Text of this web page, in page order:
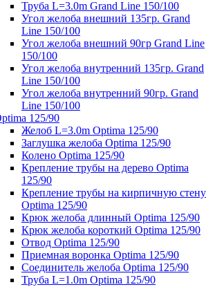
Труба L=3.0m Grand Line 150/100
Угол желоба внешний 135гр. Grand
Line 150/100
Угол желоба внешний 90гр Grand Line
150/100
Угол желоба внутренний 135гр. Grand
Line 150/100
Угол желоба внутренний 90гр. Grand
Line 150/100
125/90
Желоб L=3.0m Optima 125/90
Заглушка желоба Optima 125/90
Колено Optima 125/90
Крепление трубы на дерево Optima
125/90
Крепление трубы на кирпичную стену
Optima 125/90
Крюк желоба длинный Optima 125/90
Крюк желоба короткий Optima 125/90
Отвод Optima 125/90
Приемная воронка Optima 125/90
Соединитель желоба Optima 125/90
Труба L=1.0m Optima 125/90